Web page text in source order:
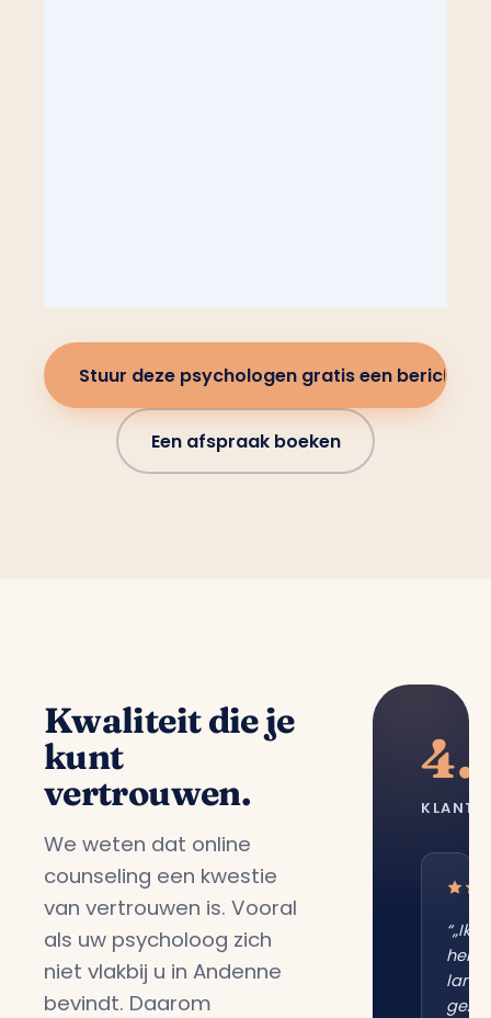
Stuur deze psychologen gratis een bericht
Een afspraak boeken
Kwaliteit die je
kunt
vertrouwen.
We weten dat online
counseling een kwestie
van vertrouwen is. Vooral
als uw psycholoog zich
niet vlakbij u in Andenne
bevindt. Daarom
“„Ik
heb
lang